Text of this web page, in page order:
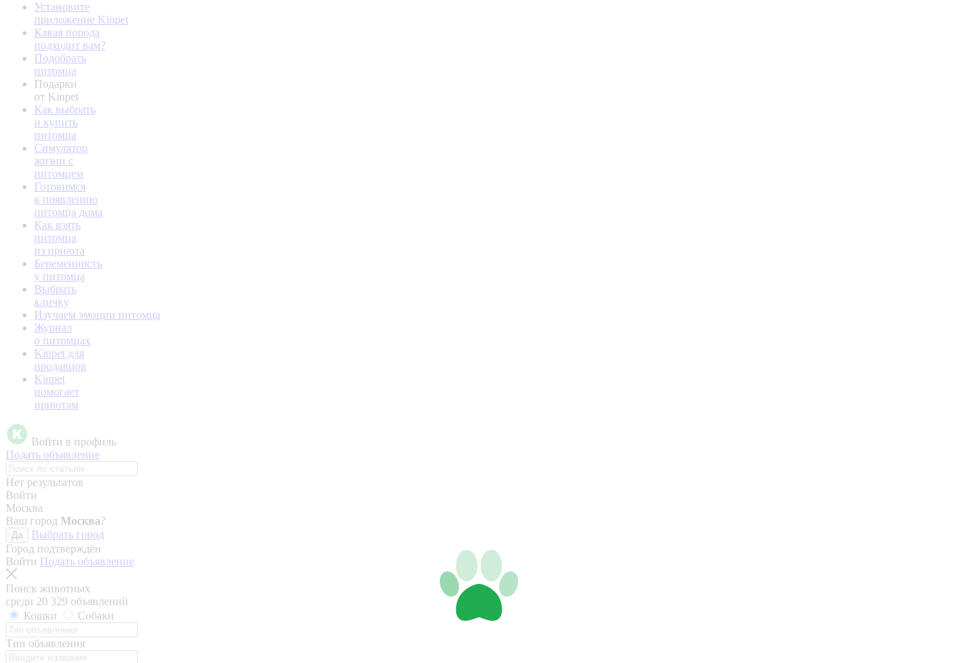
Установите
приложение Kinpet
Какая порода
подходит вам?
Подобрать
питомца
Подарки
от Kinpet
Как выбрать
и купить
питомца
Симулятор
жизни с
питомцем
Готовимся
к появлению
питомца дома
Как взять
питомца
из приюта
Беременность
у питомца
Выбрать
кличку
Изучаем эмоции питомца
Журнал
о питомцах
Kinpet для
продавцов
Kinpet
помогает
приютам
Войти в профиль
Подать объявление
Нет результатов
Войти
Москва
Ваш город Москва?
Да
Выбрать город
Город подтверждён
Войти Подать объявление
Поиск животных
среди 20 329 объявлений
Кошки
Собаки
Тип объявления